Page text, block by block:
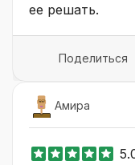
ее решать.
Поделиться
Амира